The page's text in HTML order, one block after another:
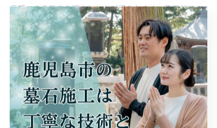
信頼できる業者を選ぶヒントが得られます。費用だけで
なく、供養の方法やアフターケアも重視しましょう。
比較検討の際は、家族や親族とも協議しながら進めるこ
とで、トラブルの回避や納得のいく選択につながりま
す。後悔しない墓じまいのために、十分な情報収集と比
較を心がけてください。